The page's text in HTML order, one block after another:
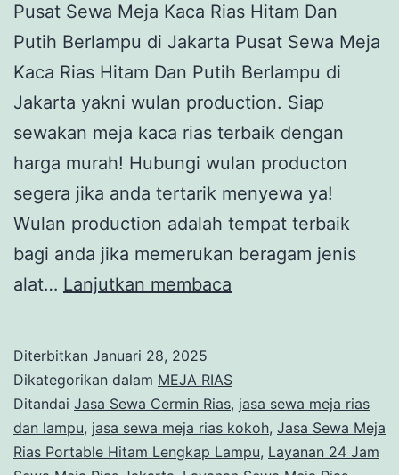
Pusat Sewa Meja Kaca Rias Hitam Dan
Putih Berlampu di Jakarta Pusat Sewa Meja
Kaca Rias Hitam Dan Putih Berlampu di
Jakarta yakni wulan production. Siap
sewakan meja kaca rias terbaik dengan
harga murah! Hubungi wulan producton
segera jika anda tertarik menyewa ya!
Wulan production adalah tempat terbaik
bagi anda jika memerukan beragam jenis
alat… Lanjutkan membaca
Kaca
Rias
Hitam
Dan
Diterbitkan Januari 28, 2025
Dikategorikan dalam MEJA RIAS
Ditandai Jasa Sewa Cermin Rias, jasa sewa meja rias
dan lampu, jasa sewa meja rias kokoh, Jasa Sewa Meja
Rias Portable Hitam Lengkap Lampu, Layanan 24 Jam